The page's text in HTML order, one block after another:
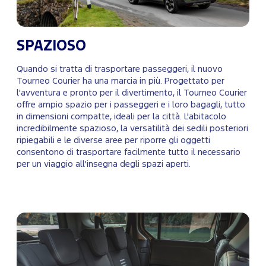
SPAZIOSO
Quando si tratta di trasportare passeggeri, il nuovo
Tourneo Courier ha una marcia in più. Progettato per
l'avventura e pronto per il divertimento, il Tourneo Courier
offre ampio spazio per i passeggeri e i loro bagagli, tutto
in dimensioni compatte, ideali per la città. L'abitacolo
incredibilmente spazioso, la versatilità dei sedili posteriori
ripiegabili e le diverse aree per riporre gli oggetti
consentono di trasportare facilmente tutto il necessario
per un viaggio all'insegna degli spazi aperti.